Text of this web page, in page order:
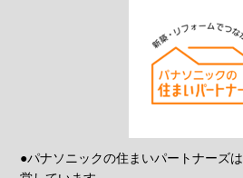
●パナソニックの住まいパートナーズ